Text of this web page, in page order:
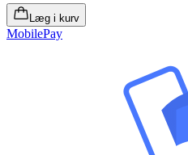
Læg i kurv
MobilePay